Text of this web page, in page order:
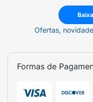
Ofertas,
Formas de